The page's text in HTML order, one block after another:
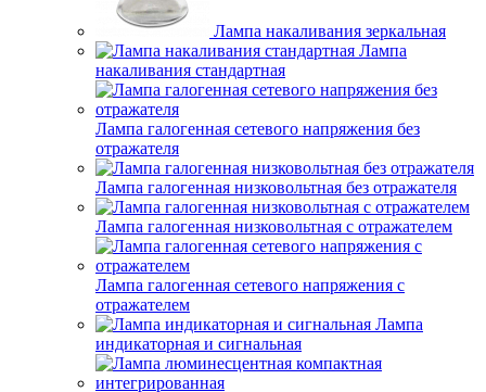
Лампа накаливания зеркальная
Лампа
накаливания стандартная
Лампа галогенная сетевого напряжения без
отражателя
Лампа галогенная низковольтная без отражателя
Лампа галогенная низковольтная с отражателем
Лампа галогенная сетевого напряжения с
отражателем
Лампа
индикаторная и сигнальная